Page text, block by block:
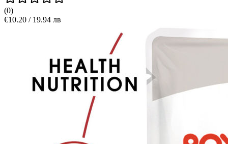
(0)
€10.20 / 19.94 лв